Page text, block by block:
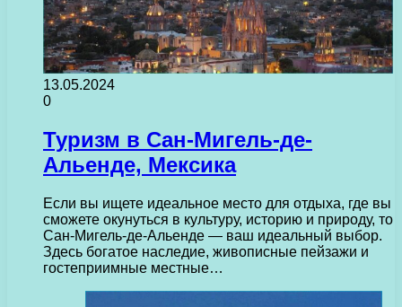
13.05.2024
0
Туризм в Сан-Мигель-де-
Альенде, Мексика
Если вы ищете идеальное место для отдыха, где вы
сможете окунуться в культуру, историю и природу, то
Сан-Мигель-де-Альенде — ваш идеальный выбор.
Здесь богатое наследие, живописные пейзажи и
гостеприимные местные…